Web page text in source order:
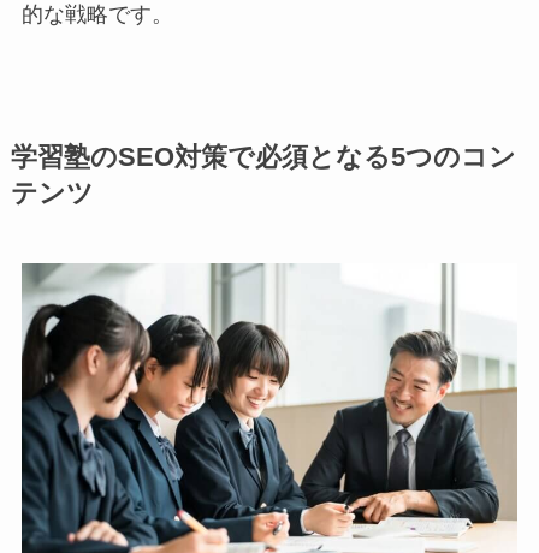
的な戦略です。
学習塾のSEO対策で必須となる5つのコン
テンツ